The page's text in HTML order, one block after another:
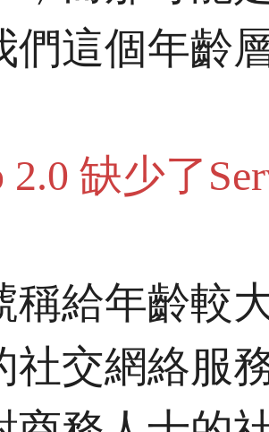
們這個年齡
缺少了
稱給年齡較
社交網絡服